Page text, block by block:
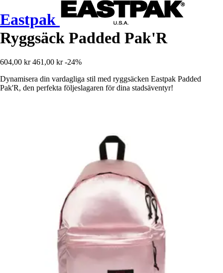
Eastpak
Ryggsäck Padded Pak'R
604,00 kr 461,00 kr -24%
Dynamisera din vardagliga stil med ryggsäcken Eastpak Padded
Pak'R, den perfekta följeslagaren för dina stadsäventyr!